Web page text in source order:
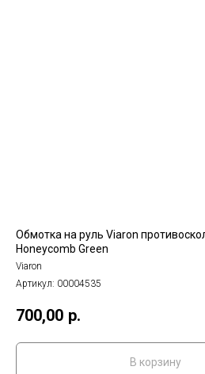
Обмотка на руль Viaron
Honeycomb Green
Viaron
Артикул: 00004535
700,00 р.
В корзину